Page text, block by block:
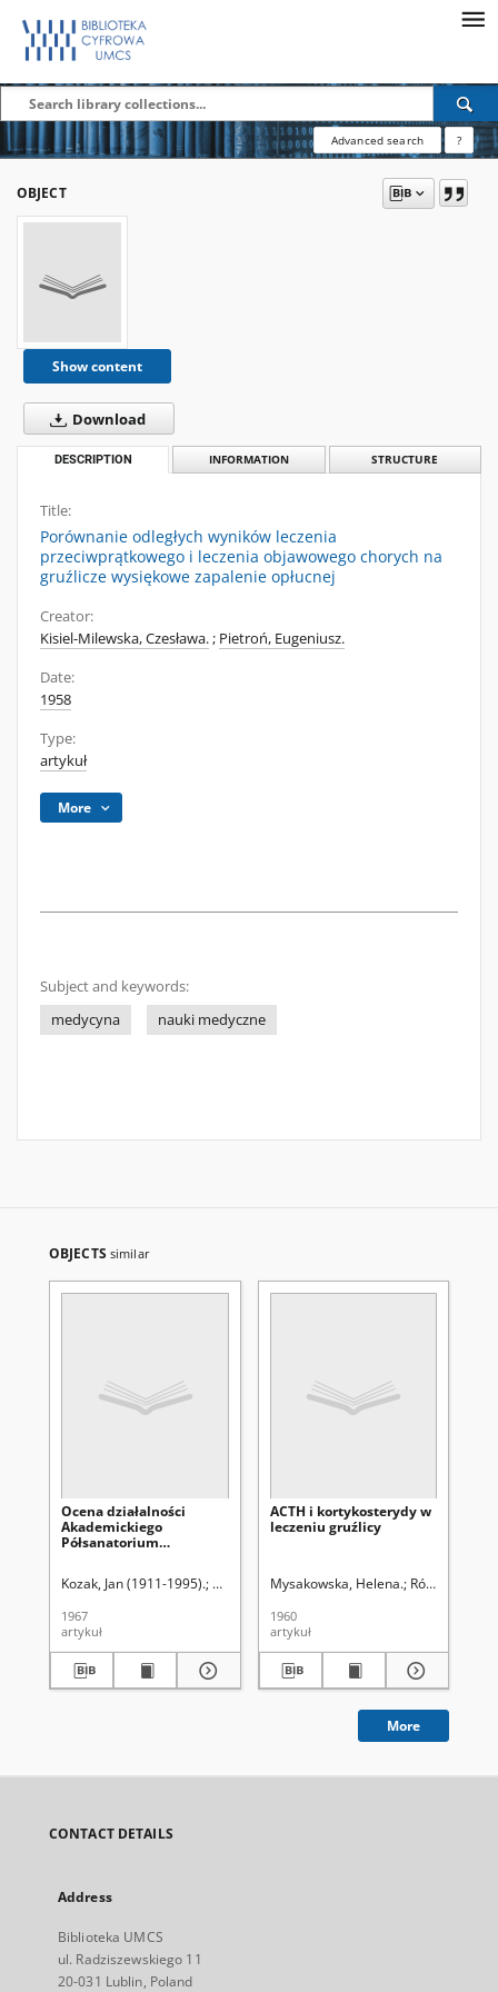
Advanced search ?
OBJECT
Show content
Download
DESCRIPTION INFORMATION STRUCTURE
Title:
Porównanie odległych wyników leczenia
przeciwprątkowego i leczenia objawowego chorych na
gruźlicze wysiękowe zapalenie opłucnej
Creator:
Kisiel-Milewska, Czesława.; Pietroń, Eugeniusz.
Date:
1958
Type:
artykuł
More
Subject and keywords:
medycyna
nauki medyczne
OBJECTS similar
Ocena działalności
Akademickiego
Półsanatorium
1953/54-1962/63
Kozak, Jan (1911-1995). Pietroń, Eugeniusz. Pietroń, Eugeniusz.
1967
artykuł
ACTH i kortykosterydy w
leczeniu gruźlicy
Mysakowska, Helena. Różyńska,
1960
artykuł
More
CONTACT DETAILS
Address
Biblioteka UMCS
ul. Radziszewskiego 11
20-031 Lublin, Poland